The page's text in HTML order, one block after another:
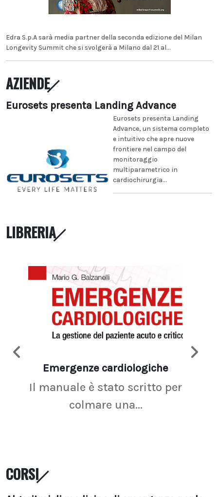
Edra S.p.A sarà media partner della seconda edizione del Milan
Longevity Summit che si svolgerà a Milano dal 21 al...
AZIENDE
Eurosets presenta Landing Advance
Eurosets presenta Landing
Advance, un sistema completo
e intuitivo che apre nuove
frontiere nel campo del
monitoraggio
multiparametrico in
cardiochirurgia...
LIBRERIA
Emergenze cardiologiche
Il manuale è stato scritto per
colmare una...
CORSI